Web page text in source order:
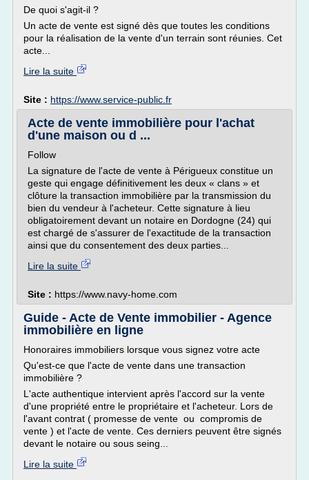
De quoi s'agit-il ?
Un acte de vente est signé dès que toutes les conditions
pour la réalisation de la vente d'un terrain sont réunies. Cet
acte...
Lire la suite
Site : https://www.service-public.fr
Acte de vente immobilière pour l'achat
d'une maison ou d ...
Follow
La signature de l'acte de vente à Périgueux constitue un
geste qui engage définitivement les deux « clans » et
clôture la transaction immobilière par la transmission du
bien du vendeur à l'acheteur. Cette signature à lieu
obligatoirement devant un notaire en Dordogne (24) qui
est chargé de s'assurer de l'exactitude de la transaction
ainsi que du consentement des deux parties...
Lire la suite
Site : https://www.navy-home.com
Guide - Acte de Vente immobilier - Agence
immobilière en ligne
Honoraires immobiliers lorsque vous signez votre acte
Qu'est-ce que l'acte de vente dans une transaction
immobilière ?
L'acte authentique intervient après l'accord sur la vente
d'une propriété entre le propriétaire et l'acheteur. Lors de
l'avant contrat ( promesse de vente ou compromis de
vente ) et l'acte de vente. Ces derniers peuvent être signés
devant le notaire ou sous seing...
Lire la suite